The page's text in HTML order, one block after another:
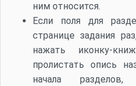
ним относится.
Если поля для
странице задания
нажать иконку-
пролистать опись
начала